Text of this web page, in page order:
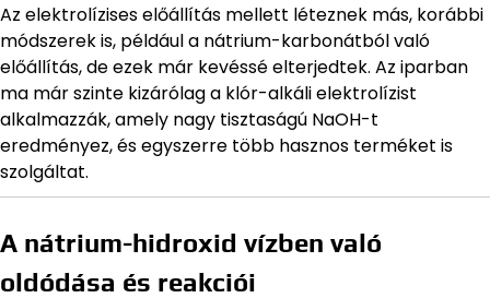
Az elektrolízises előállítás mellett léteznek más, korábbi
módszerek is, például a nátrium-karbonátból való
előállítás, de ezek már kevéssé elterjedtek. Az iparban
ma már szinte kizárólag a klór-alkáli elektrolízist
alkalmazzák, amely nagy tisztaságú NaOH-t
eredményez, és egyszerre több hasznos terméket is
szolgáltat.
A nátrium-hidroxid vízben való
oldódása és reakciói